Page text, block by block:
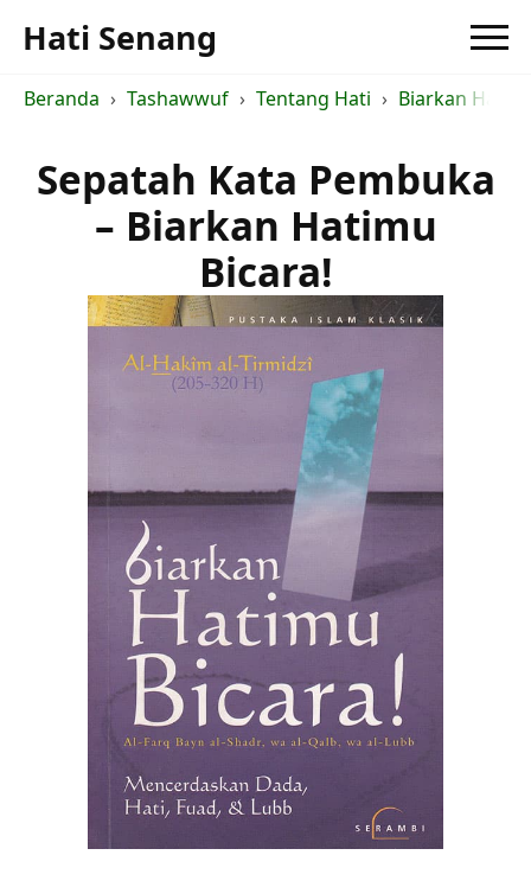
Hati Senang
Beranda Tashawwuf Tentang Hati Biarkan
Sepatah Kata Pembuka
– Biarkan Hatimu
Bicara!